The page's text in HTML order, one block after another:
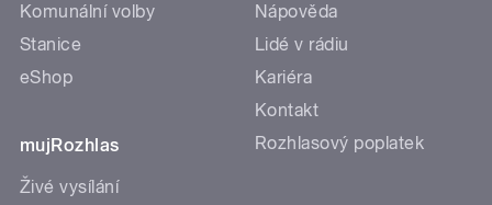
Komunální volby
Stanice
eShop
mujRozhlas
Živé vysílání
Nápověda
Lidé v rádiu
Kariéra
Kontakt
Rozhlasový poplatek